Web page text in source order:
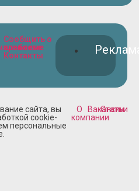
Сообщить о
проблеме
Контакты
сайта, вы
cookie-
персональные
О
компании
Вакансии
Статьи